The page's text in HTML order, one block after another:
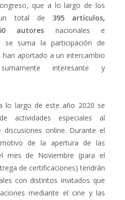
que a lo largo de los
un total de 395 artículos,
autores nacionales e
se suma la participación de
han aportado a un intercambio
sumamente interesante y
lo largo de este año 2020 se
actividades especiales al
online. Durante el
de la apertura de las
mes de Noviembre (para el
de certificaciones) tendrán
con distintos invitados que
mediante el cine y las